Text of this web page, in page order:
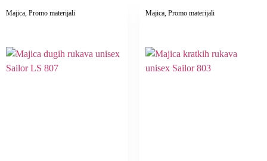
Majica , Promo materijali Majica , Promo materijali